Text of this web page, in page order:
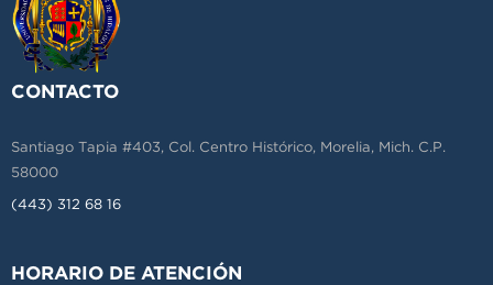
CONTACTO
Santiago Tapia #403, Col. Centro Histórico, Morelia, Mich. C.P.
58000
(443) 312 68 16
HORARIO DE ATENCIÓN